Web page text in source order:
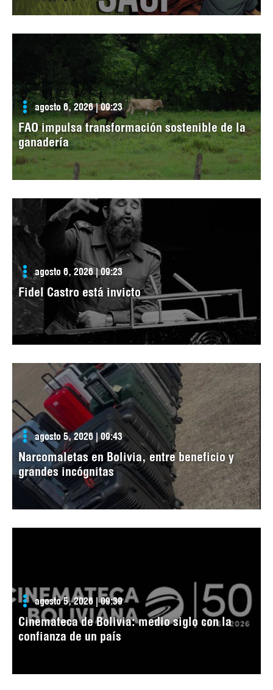
agosto 6, 2026 | 09:23
FAO impulsa transformación sostenible de la
ganadería
agosto 6, 2026 | 09:23
Fidel Castro está invicto
agosto 5, 2026 | 09:43
Narcomaletas en Bolivia, entre beneficio y
grandes incógnitas
agosto 5, 2026 | 09:39
Cinemateca de Bolivia: medio siglo con la
confianza de un país